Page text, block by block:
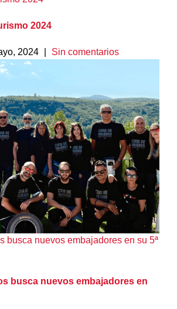
2024
2024 Sin comentarios
busca nuevos embajadores en su 5ª
busca nuevos embajadores en